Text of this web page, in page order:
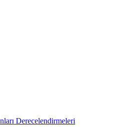
Derecelendirmeleri